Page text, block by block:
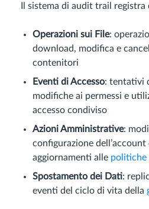
Il sistema di audit trail
Operazioni sui File:
download, modifica e
contenitori
Eventi di Accesso: tentativi
modifiche ai permessi e
accesso condiviso
Azioni Amministrative:
configurazione dell’account
aggiornamenti alle politiche
Spostamento dei Dati:
eventi del ciclo di vita della